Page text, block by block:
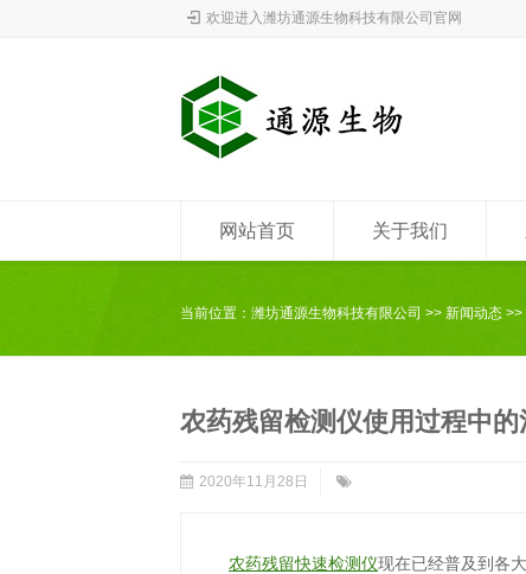
欢迎进入潍坊通源生物科技有限公司官网
网站首页 关于我们
当前位置： 潍坊通源生物科技有限公司 >> 新闻动态 >>
农药残留检测仪使用过程中
2020年11月28日
农药残留快速检测仪现在已经普及到各